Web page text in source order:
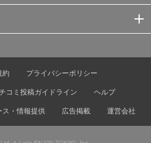
約
プライバシーポリシー
コミ投稿ガイドライン
ヘルプ
ス・情報提供 広告掲載 運営会社